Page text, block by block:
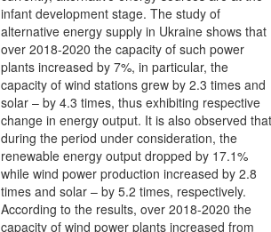
infant development stage. The study of
alternative energy supply in Ukraine shows that
over 2018-2020 the capacity of such power
plants increased by 7%, in particular, the
capacity of wind stations grew by 2.3 times and
solar – by 4.3 times, thus exhibiting respective
change in energy output. It is also observed that
during the period under consideration, the
renewable energy output dropped by 17.1%
while wind power production increased by 2.8
times and solar – by 5.2 times, respectively.
According to the results, over 2018-2020 the
capacity of wind power plants increased from